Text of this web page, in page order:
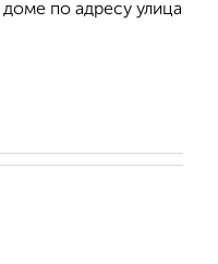
по адресу улица